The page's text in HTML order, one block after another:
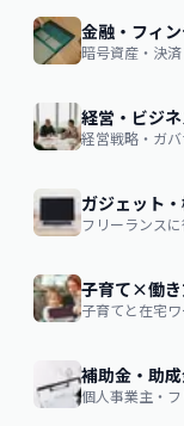
金融・フィ
暗号資産・決
経営・ビジ
経営戦略・ガ
ガジェット
フリーランス
子育て×働
子育てと在宅
補助金・助